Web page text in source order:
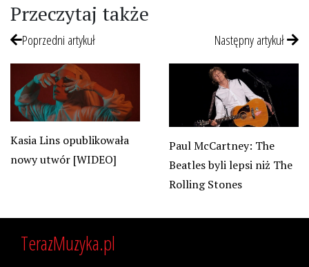
Przeczytaj także
Poprzedni artykuł
Kasia Lins opublikowała
nowy utwór [WIDEO]
Następny artykuł
Paul McCartney: The
Beatles byli lepsi niż The
Rolling Stones
TerazMuzyka.pl